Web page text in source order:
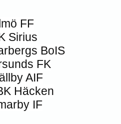
FF
Sirius
BoIS
FK
AIF
Häcken
IF